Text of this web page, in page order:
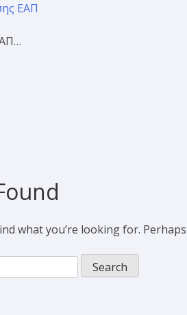
ΕΑΠ
what you’re looking for.